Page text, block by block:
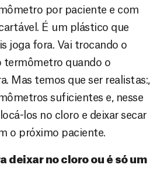
por paciente e com
É um plástico que
joga fora. Vai trocando o
termômetro quando o
Mas temos que ser realistas:,
suficientes e, nesse
los no cloro e deixar secar
o próximo paciente.
deixar no cloro ou é só um